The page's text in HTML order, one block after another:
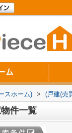
スホーム) > (戸建(売
件一覧